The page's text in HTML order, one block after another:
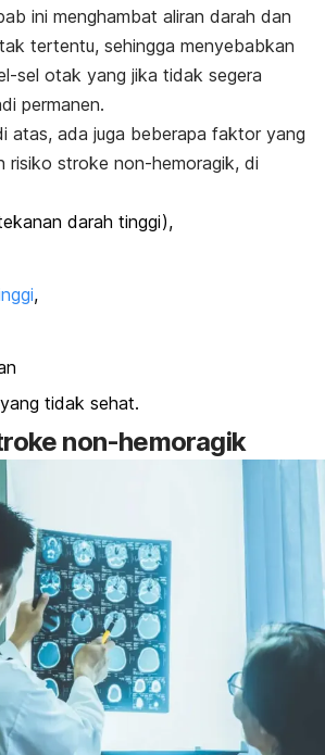
ini menghambat aliran darah dan
tertentu, sehingga menyebabkan
sel otak yang jika tidak segera
permanen.
atas, ada juga beberapa faktor yang
risiko stroke non-hemoragik, di
darah tinggi),
,
tidak sehat.
non-hemoragik